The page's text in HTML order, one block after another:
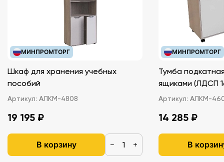
МИНПРОМТОРГ
Шкаф для хранения учебных
пособий
Артикул: АЛКМ-4808
19 195 ₽
В корзину − +
МИНПРОМТОРГ
Тумба
ящиками
Артикул: АЛКМ-
14 285 ₽
В